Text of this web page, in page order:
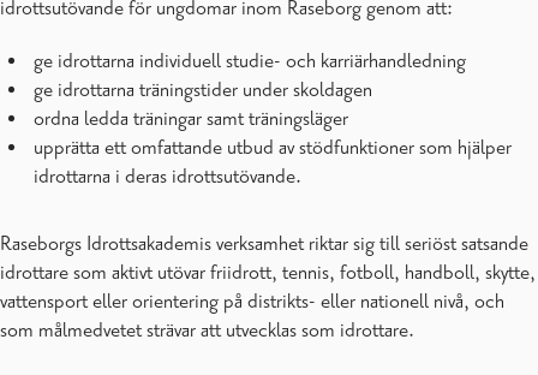
idrottsutövande för ungdomar inom Raseborg genom att:
ge idrottarna individuell studie- och karriärhandledning
ge idrottarna träningstider under skoldagen
ordna ledda träningar samt träningsläger
upprätta ett omfattande utbud av stödfunktioner som hjälper
idrottarna i deras idrottsutövande.
Raseborgs Idrottsakademis verksamhet riktar sig till seriöst satsande
idrottare som aktivt utövar friidrott, tennis, fotboll, handboll, skytte,
vattensport eller orientering på distrikts- eller nationell nivå, och
som målmedvetet strävar att utvecklas som idrottare.